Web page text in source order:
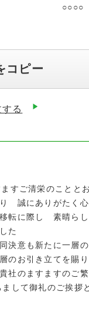
コピー
る
ご清栄のことと
誠にありがたく
転に際し 素晴らし
た
決意も新たに一層
お引き立てを賜
社のますますのご繁
して御礼のご挨拶